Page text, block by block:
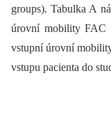
groups). Tabulka A
úrovní mobility FAC
vstupní úrovní
vstupu pacienta do